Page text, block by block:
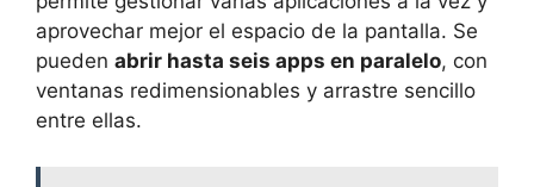
aprovechar mejor el espacio de la pantalla. Se
pueden abrir hasta seis apps en paralelo, con
ventanas redimensionables y arrastre sencillo
entre ellas.